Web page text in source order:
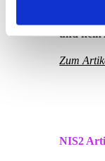
und kein
Zum
NIS2